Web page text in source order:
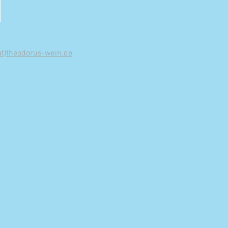
wein.de